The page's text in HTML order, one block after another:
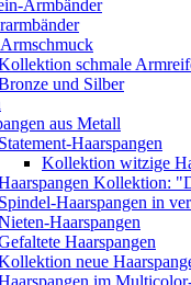
Armbänder
schmale
und Silber
aus Metall
Statement-Haarspangen
Kollektion witzige
Kollektion:
Spindel-Haarspangen in
Haarspangen
Haarspangen
neue
im